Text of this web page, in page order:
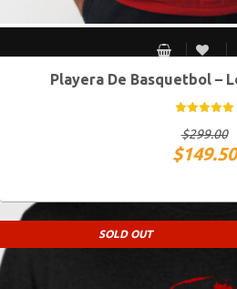
S MEX / XS USA M MEX / S USA G
Playera De Basquetbol –
$299.00
$149.50
SOLD OUT